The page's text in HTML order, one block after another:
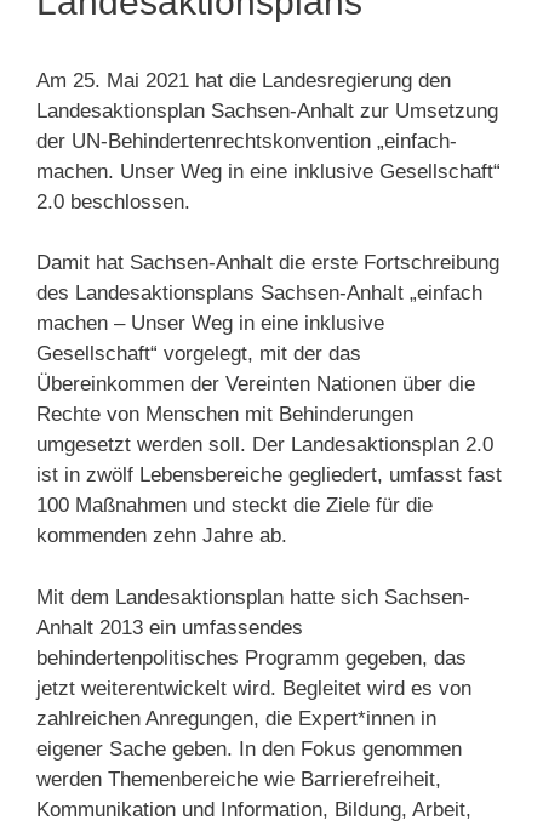
Am 25. Mai 2021 hat die Landesregierung den
Landesaktionsplan Sachsen-​Anhalt zur Umsetzung
der UN-​Behindertenrechtskonvention „einfach-​
machen. Unser Weg in eine inklusive Gesellschaft“
2.0 beschlossen.
Damit hat Sachsen-​Anhalt die erste Fortschreibung
des Landesaktionsplans Sachsen-​Anhalt „einfach
machen – Unser Weg in eine inklusive
Gesellschaft“ vorgelegt, mit der das
Übereinkommen der Vereinten Nationen über die
Rechte von Menschen mit Behinderungen
umgesetzt werden soll. Der Landesaktionsplan 2.0
ist in zwölf Lebensbereiche gegliedert, umfasst fast
100 Maßnahmen und steckt die Ziele für die
kommenden zehn Jahre ab.
Mit dem Landesaktionsplan hatte sich Sachsen-​
Anhalt 2013 ein umfassendes
behindertenpolitisches Programm gegeben, das
jetzt weiterentwickelt wird. Begleitet wird es von
zahlreichen Anregungen, die Expert*innen in
eigener Sache geben. In den Fokus genommen
werden Themenbereiche wie Barrierefreiheit,
Kommunikation und Information, Bildung, Arbeit,